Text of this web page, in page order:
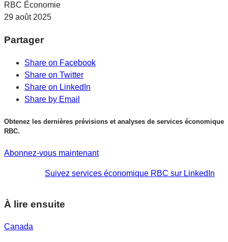
RBC Économie
29 août 2025
Partager
Share on Facebook
Share on Twitter
Share on LinkedIn
Share by Email
Obtenez les dernières prévisions et analyses de services économique
RBC.
Abonnez-vous maintenant
Suivez services économique RBC sur LinkedIn
À lire ensuite
Canada